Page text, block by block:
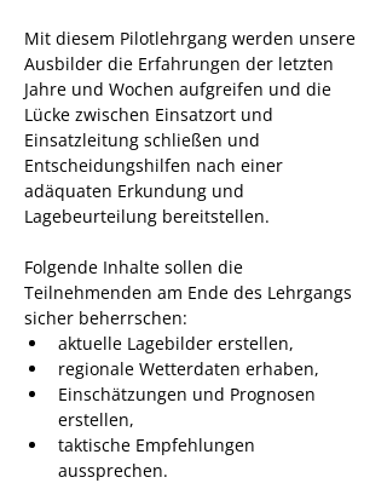
Mit diesem Pilotlehrgang werden unsere
Ausbilder die Erfahrungen der letzten
Jahre und Wochen aufgreifen und die
Lücke zwischen Einsatzort und
Einsatzleitung schließen und
Entscheidungshilfen nach einer
adäquaten Erkundung und
Lagebeurteilung bereitstellen.
Folgende Inhalte sollen die
Teilnehmenden am Ende des Lehrgangs
sicher beherrschen:
aktuelle Lagebilder erstellen,
regionale Wetterdaten erhaben,
Einschätzungen und Prognosen
erstellen,
taktische Empfehlungen
aussprechen.